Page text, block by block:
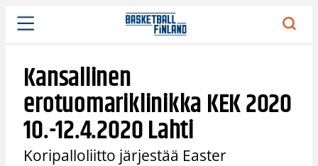
Siirry
sisältöön
Kansallinen
erotuomariklinikka KEK 2020
10.-12.4.2020 Lahti
Koripalloliitto järjestää Easter